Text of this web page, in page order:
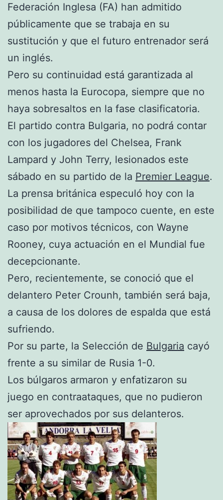
Federación Inglesa (FA) han admitido
públicamente que se trabaja en su
sustitución y que el futuro entrenador será
un inglés.
Pero su continuidad está garantizada al
menos hasta la Eurocopa, siempre que no
haya sobresaltos en la fase clasificatoria.
El partido contra Bulgaria, no podrá contar
con los jugadores del Chelsea, Frank
Lampard y John Terry, lesionados este
sábado en su partido de la Premier League.
La prensa británica especuló hoy con la
posibilidad de que tampoco cuente, en este
caso por motivos técnicos, con Wayne
Rooney, cuya actuación en el Mundial fue
decepcionante.
Pero, recientemente, se conoció que el
delantero Peter Crounh, también será baja,
a causa de los dolores de espalda que está
sufriendo.
Por su parte, la Selección de Bulgaria cayó
frente a su similar de Rusia 1-0.
Los búlgaros armaron y enfatizaron su
juego en contraataques, que no pudieron
ser aprovechados por sus delanteros.